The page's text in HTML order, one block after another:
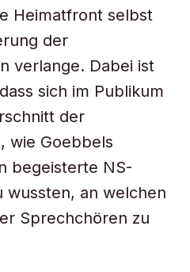
Heimatfront selbst
der
verlange. Dabei ist
sich im Publikum
der
wie Goebbels
begeisterte NS-
wussten, an welchen
Sprechchören zu